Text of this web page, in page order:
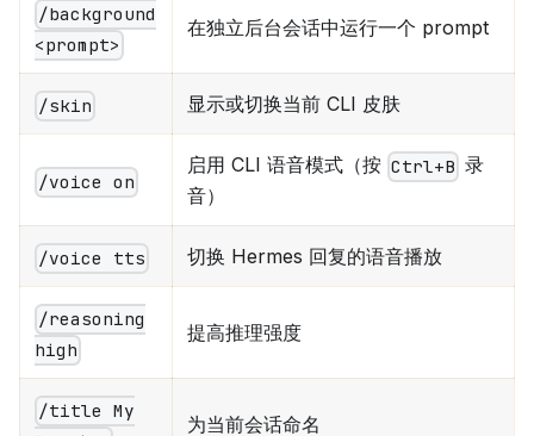
/background
<prompt>
在独立后台会话中运行一个 prompt
/skin 显示或切换当前 CLI 皮肤
/voice on
启用 CLI 语音模式（按 Ctrl+B 录
音）
/voice tts 切换 Hermes 回复的语音播放
/reasoning
high
提高推理强度
/title My
为当前会话命名